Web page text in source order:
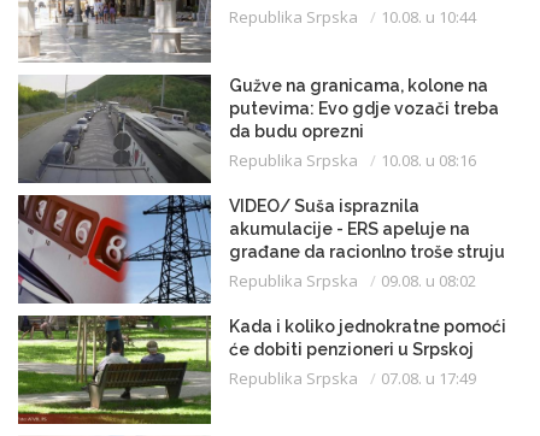
Republika Srpska 10.08. u 10:44
Gužve na granicama, kolone na
putevima: Evo gdje vozači treba
da budu oprezni
Republika Srpska 10.08. u 08:16
VIDEO/ Suša ispraznila
akumulacije - ERS apeluje na
građane da racionlno troše struju
Republika Srpska 09.08. u 08:02
Kada i koliko jednokratne pomoći
će dobiti penzioneri u Srpskoj
Republika Srpska 07.08. u 17:49